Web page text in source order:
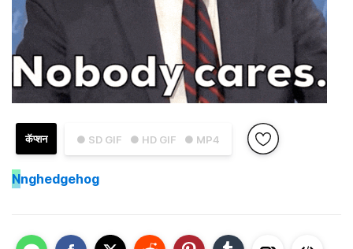
● SD GIF ● HD GIF ● MP4
कॅप्शन
Nnghedgehog